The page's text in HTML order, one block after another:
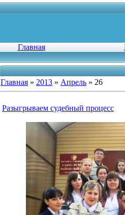
Главная
Главная » 2013 » Апрель » 26
Разыгрываем судебный процесс